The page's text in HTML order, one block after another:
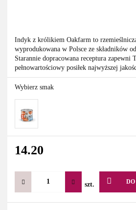
Indyk z królikiem Oakfarm to
wyprodukowana w Polsce ze składników
Starannie dopracowana receptura zapewni
pełnowartościowy posiłek najwyższej
Wybierz smak
14.20
szt.